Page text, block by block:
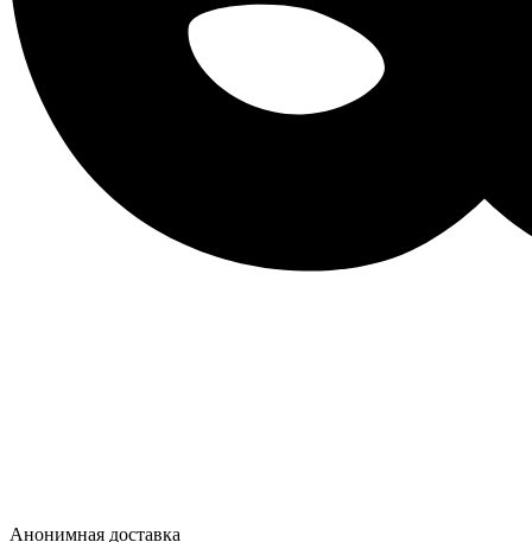
Анонимная доставка